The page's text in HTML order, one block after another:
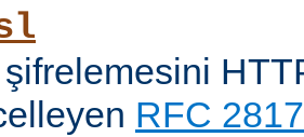
RFC 2817